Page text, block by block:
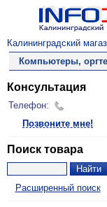
Калининградский
Компьютеры,
Консультация
Телефон:
Позвоните мне!
Поиск товара
Расширенный поиск